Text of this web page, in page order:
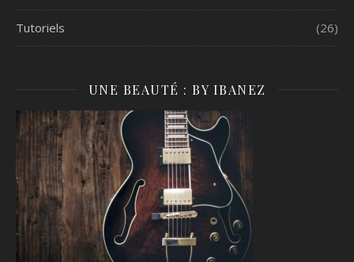
Tutoriels (26)
UNE BEAUTÉ : BY IBANEZ